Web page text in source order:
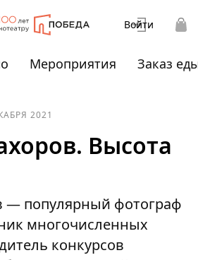
Войти
Мероприятия Заказ
2021
Высота
— популярный фотограф
многочисленных
конкурсов